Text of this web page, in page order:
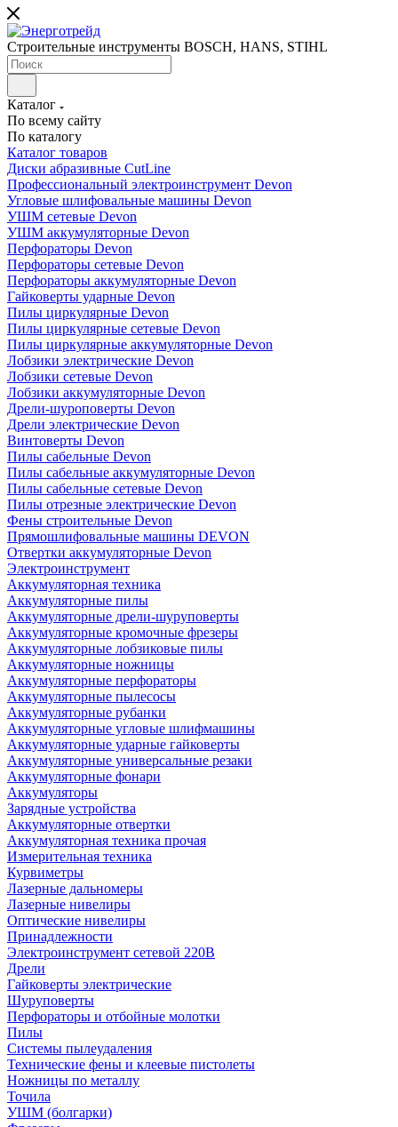
Строительные инструменты BOSCH, HANS, STIHL
Каталог
По всему сайту
По каталогу
Каталог товаров
Диски абразивные CutLine
Профессиональный электроинструмент Devon
Угловые шлифовальные машины Devon
УШМ сетевые Devon
УШМ аккумуляторные Devon
Перфораторы Devon
Перфораторы сетевые Devon
Перфораторы аккумуляторные Devon
Гайковерты ударные Devon
Пилы циркулярные Devon
Пилы циркулярные сетевые Devon
Пилы циркулярные аккумуляторные Devon
Лобзики электрические Devon
Лобзики сетевые Devon
Лобзики аккумуляторные Devon
Дрели-шуроповерты Devon
Дрели электрические Devon
Винтоверты Devon
Пилы сабельные Devon
Пилы сабельные аккумуляторные Devon
Пилы сабельные сетевые Devon
Пилы отрезные электрические Devon
Фены строительные Devon
Прямошлифовальные машины DEVON
Отвертки аккумуляторные Devon
Электроинструмент
Аккумуляторная техника
Аккумуляторные пилы
Аккумуляторные дрели-шуруповерты
Аккумуляторные кромочные фрезеры
Аккумуляторные лобзиковые пилы
Аккумуляторные ножницы
Аккумуляторные перфораторы
Аккумуляторные пылесосы
Аккумуляторные рубанки
Аккумуляторные угловые шлифмашины
Аккумуляторные ударные гайковерты
Аккумуляторные универсальные резаки
Аккумуляторные фонари
Аккумуляторы
Зарядные устройства
Аккумуляторные отвертки
Аккумуляторная техника прочая
Измерительная техника
Курвиметры
Лазерные дальномеры
Лазерные нивелиры
Оптические нивелиры
Принадлежности
Электроинструмент сетевой 220В
Дрели
Гайковерты электрические
Шуруповерты
Перфораторы и отбойные молотки
Пилы
Системы пылеудаления
Технические фены и клеевые пистолеты
Ножницы по металлу
Точила
УШМ (болгарки)